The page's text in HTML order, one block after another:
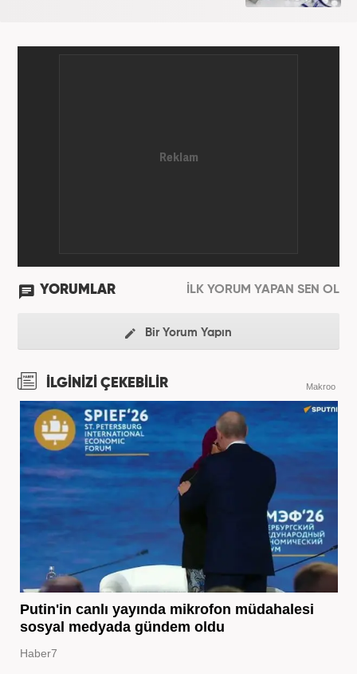
YORUMLAR İLK YORUM YAPAN SEN OL
Bir Yorum Yapın
İLGİNİZİ ÇEKEBİLİR Makroo
Putin'in canlı yayında mikrofon müdahalesi
sosyal medyada gündem oldu
Haber7